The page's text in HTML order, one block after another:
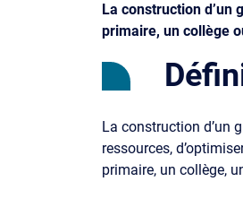
La construction d’un
primaire, un collège
La construction d’un
ressources,
primaire, un collège,